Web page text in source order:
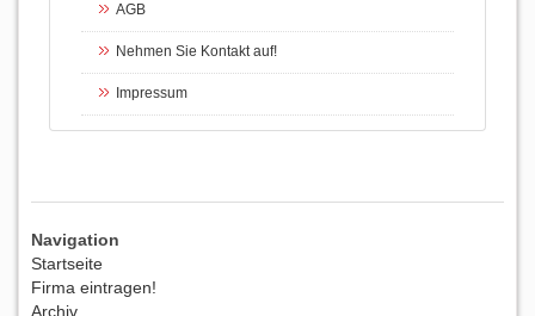
AGB
Nehmen Sie Kontakt auf!
Impressum
Navigation
Startseite
Firma eintragen!
Archiv